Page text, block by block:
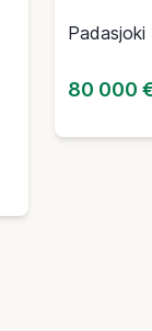
Padasjoki
80 000